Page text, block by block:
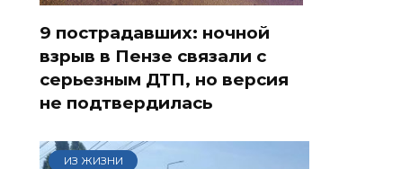
9 пострадавших: ночной
взрыв в Пензе связали с
серьезным ДТП, но версия
не подтвердилась
ИЗ ЖИЗНИ